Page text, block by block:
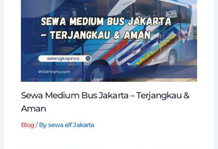
Sewa Medium Bus Jakarta – Terjangkau &
Aman
Blog/ By sewa elf Jakarta